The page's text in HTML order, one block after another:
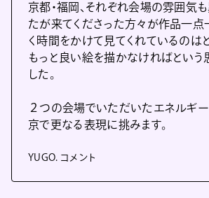
京都・福岡、それぞれ会場の雰囲気
たが来てくださった方々が作品一点
く時間をかけて見てくれているのはと
もっと良い絵を描かなければという
した。
２つの会場でいただいたエネルギー
京で更なる表現に挑みます。
YUGO. コメント